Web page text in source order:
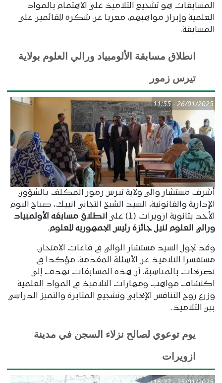
المسابقات هو تشجيع التلاميذ على الاهتمام بالمواد
العلمية وإبراز مواھبهم، معربا عن شكره للقائمين على
المسابقة.
انطلاق مسابقة الألومبياد ورالي العلوم بولاية
تيرس زمور
26/01/2025 - 11:55
أشرف مستشار والي ولاية تيرس زمور المكلف بالشؤون
الإدارية والقانونية، السيد الشيخ التجاني انييك، صباح اليوم
الأحد بثانوية ازويرات (1) على
انطلاق مسابقة الأولمبياد
ورالي العلوم لنيل جائزة رئيس الجمهورية للعلوم.
وقد تجول السيد مستشار الوالي في قاعات الامتحان،
مستفسرا التلاميذ عن الأسئلة المقدمة، مؤكدا في
تصريحات بالمناسبة، أن هذه المسابقات تهدف إلى
اكتشاف مواهب ومهارات التلاميذ في المواد العلمية
وزرع روح التنافس الإيجابي وتشجيع المثابرة والتميز الدراسي
بين التلاميذ.
يوم توعوي لصالح نزلاء السجن في مدينة
ازويرات